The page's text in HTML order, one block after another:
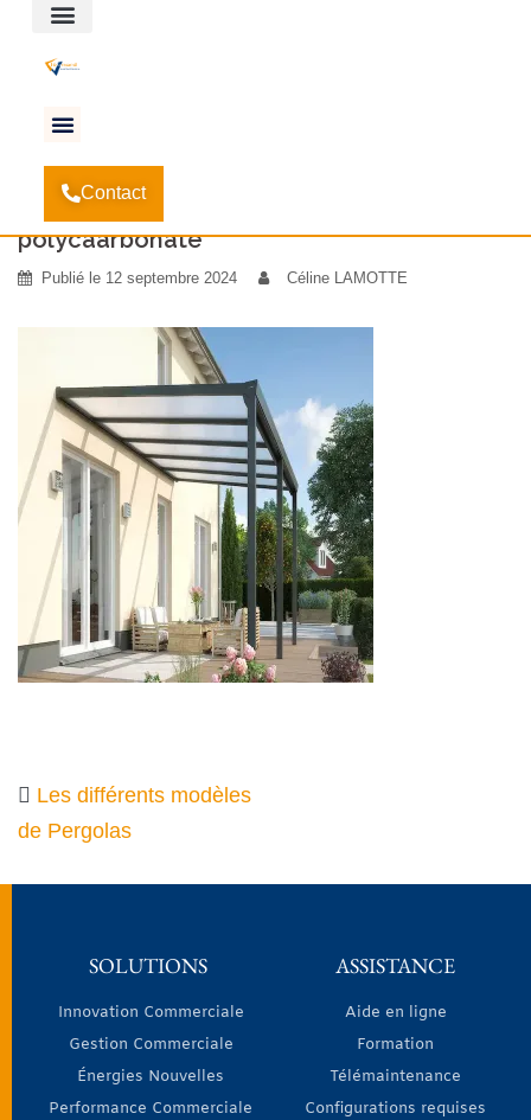
Contact
Accueil-Les différents modèles de Pergolas
polycaarbonate
polycaarbonate
Publié le 12 septembre 2024 Céline LAMOTTE
Les différents modèles
de Pergolas
SOLUTIONS
Innovation Commerciale
Gestion Commerciale
Énergies Nouvelles
Performance Commerciale
ASSISTANCE
Aide en ligne
Formation
Télémaintenance
Configurations requises